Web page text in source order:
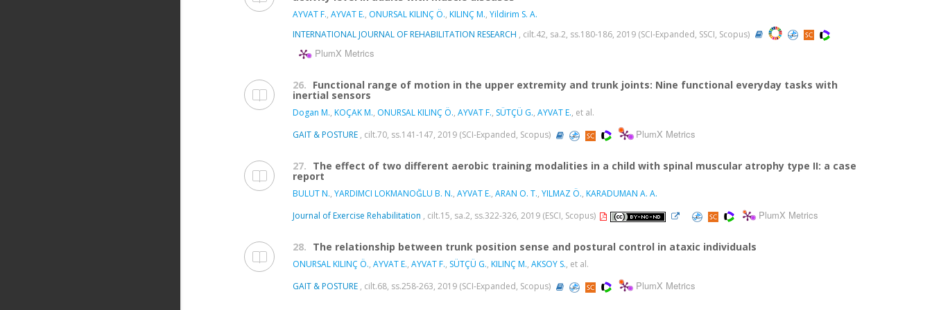
AYVAT F., AYVAT E., ONURSAL KILINÇ Ö., KILINÇ M., Yildirim S. A.
INTERNATIONAL JOURNAL OF REHABILITATION RESEARCH , cilt.42, sa.2, ss.180-186, 2019 (SCI-Expanded, SSCI, Scopus)
PlumX Metrics
26. Functional range of motion in the upper extremity and trunk joints: Nine functional everyday tasks with
inertial sensors
Dogan M., KOÇAK M., ONURSAL KILINÇ Ö., AYVAT F., SÜTÇÜ G., AYVAT E., et al.
GAIT & POSTURE , cilt.70, ss.141-147, 2019 (SCI-Expanded, Scopus) PlumX Metrics
27. The effect of two different aerobic training modalities in a child with spinal muscular atrophy type II: a case
report
BULUT N., YARDIMCI LOKMANOĞLU B. N., AYVAT E., ARAN O. T., YILMAZ Ö., KARADUMAN A. A.
Journal of Exercise Rehabilitation , cilt.15, sa.2, ss.322-326, 2019 (ESCI, Scopus) PlumX Metrics
28. The relationship between trunk position sense and postural control in ataxic individuals
ONURSAL KILINÇ Ö., AYVAT E., AYVAT F., SÜTÇÜ G., KILINÇ M., AKSOY S., et al.
GAIT & POSTURE , cilt.68, ss.258-263, 2019 (SCI-Expanded, Scopus) PlumX Metrics